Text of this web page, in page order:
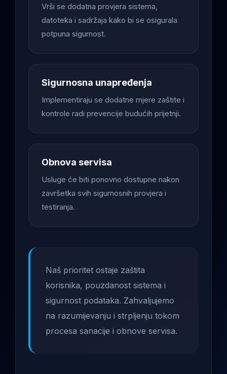
Vrši se dodatna provjera sistema,
datoteka i sadržaja kako bi se osigurala
potpuna sigurnost.
Sigurnosna unapređenja
Implementiraju se dodatne mjere zaštite i
kontrole radi prevencije budućih prijetnji.
Obnova servisa
Usluge će biti ponovno dostupne nakon
završetka svih sigurnosnih provjera i
testiranja.
Naš prioritet ostaje zaštita
korisnika, pouzdanost sistema i
sigurnost podataka. Zahvaljujemo
na razumijevanju i strpljenju tokom
procesa sanacije i obnove servisa.